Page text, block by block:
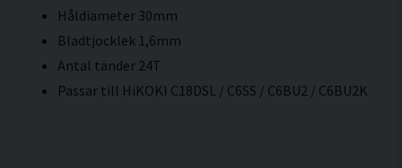
Håldiameter 30mm
Bladtjocklek 1,6mm
Antal tänder 24T
Passar till HiKOKI C18DSL / C6SS / C6BU2 / C6BU2K